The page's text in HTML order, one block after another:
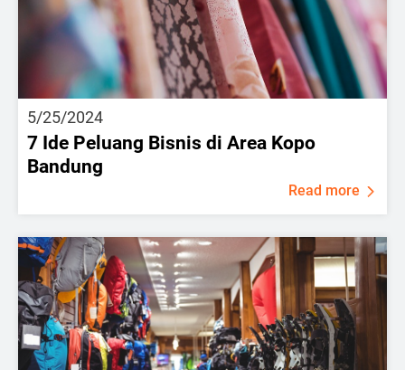
5/25/2024
7 Ide Peluang Bisnis di Area Kopo
Bandung
Read more